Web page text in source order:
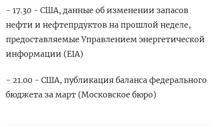
- 17.30 - США, данные об изменении запасов
нефти и нефтепрдуктов на прошлой неделе,
предоставляемые Управлением энергетической
информации (EIA)
- 21.00 - США, публикация баланса федерального
бюджета за март (Московское бюро)